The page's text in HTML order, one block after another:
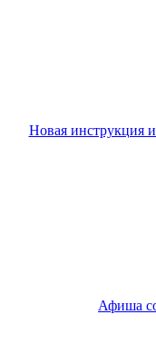
Новая инструкция
Афиша